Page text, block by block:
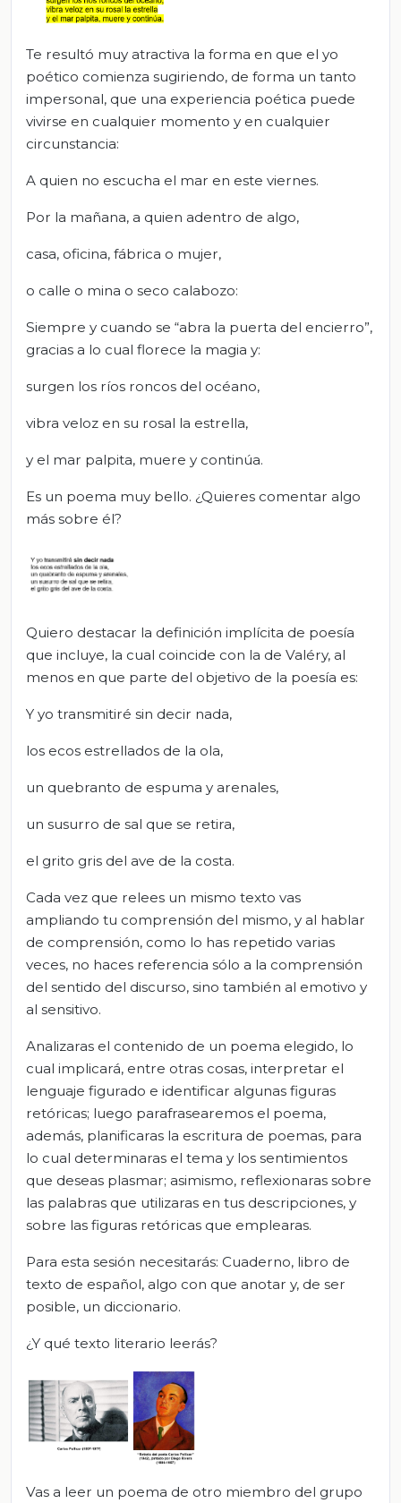
Te resultó muy atractiva la forma en que el yo
poético comienza sugiriendo, de forma un tanto
impersonal, que una experiencia poética puede
vivirse en cualquier momento y en cualquier
circunstancia:
A quien no escucha el mar en este viernes.
Por la mañana, a quien adentro de algo,
casa, oficina, fábrica o mujer,
o calle o mina o seco calabozo:
Siempre y cuando se “abra la puerta del encierro”,
gracias a lo cual florece la magia y:
surgen los ríos roncos del océano,
vibra veloz en su rosal la estrella,
y el mar palpita, muere y continúa.
Es un poema muy bello. ¿Quieres comentar algo
más sobre él?
Quiero destacar la definición implícita de poesía
que incluye, la cual coincide con la de Valéry, al
menos en que parte del objetivo de la poesía es:
Y yo transmitiré sin decir nada,
los ecos estrellados de la ola,
un quebranto de espuma y arenales,
un susurro de sal que se retira,
el grito gris del ave de la costa.
Cada vez que relees un mismo texto vas
ampliando tu comprensión del mismo, y al hablar
de comprensión, como lo has repetido varias
veces, no haces referencia sólo a la comprensión
del sentido del discurso, sino también al emotivo y
al sensitivo.
Analizaras el contenido de un poema elegido, lo
cual implicará, entre otras cosas, interpretar el
lenguaje figurado e identificar algunas figuras
retóricas; luego parafrasearemos el poema,
además, planificaras la escritura de poemas, para
lo cual determinaras el tema y los sentimientos
que deseas plasmar; asimismo, reflexionaras sobre
las palabras que utilizaras en tus descripciones, y
sobre las figuras retóricas que emplearas.
Para esta sesión necesitarás: Cuaderno, libro de
texto de español, algo con que anotar y, de ser
posible, un diccionario.
¿Y qué texto literario leerás?
Vas a leer un poema de otro miembro del grupo